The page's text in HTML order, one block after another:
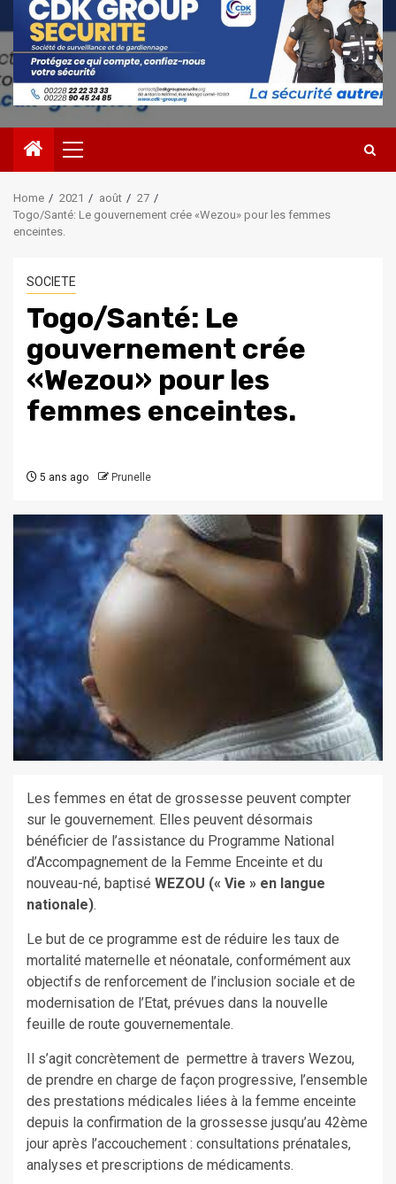
Primary
Menu
Home 2021 août
27
Togo/Santé: Le gouvernement crée «Wezou» pour les femmes
enceintes.
SOCIETE
Togo/Santé: Le
gouvernement crée
«Wezou» pour les
femmes enceintes.
5 ans ago Prunelle
Les femmes en état de grossesse peuvent compter
sur le gouvernement. Elles peuvent désormais
bénéficier de l’assistance du Programme National
d’Accompagnement de la Femme Enceinte et du
nouveau-né, baptisé WEZOU (« Vie » en langue
nationale).
Le but de ce programme est de réduire les taux de
mortalité maternelle et néonatale, conformément aux
objectifs de renforcement de l’inclusion sociale et de
modernisation de l’Etat, prévues dans la nouvelle
feuille de route gouvernementale.
Il s’agit concrètement de permettre à travers Wezou,
de prendre en charge de façon progressive, l’ensemble
des prestations médicales liées à la femme enceinte
depuis la confirmation de la grossesse jusqu’au 42ème
jour après l’accouchement : consultations prénatales,
analyses et prescriptions de médicaments.